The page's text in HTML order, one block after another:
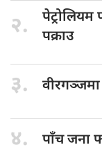
२. पेट्रोलियम
पक्राउ
३.
४. पाँच जना